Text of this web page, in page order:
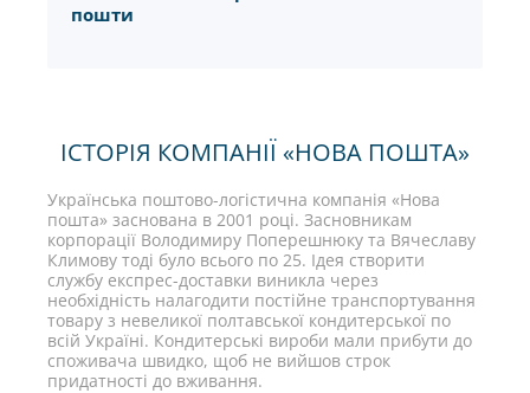
пошти
ІСТОРІЯ КОМПАНІЇ «НОВА ПОШТА»
Українська поштово-логістична компанія «Нова
пошта» заснована в 2001 році. Засновникам
корпорації Володимиру Поперешнюку та Вячеславу
Климову тоді було всього по 25. Ідея створити
службу експрес-доставки виникла через
необхідність налагодити постійне транспортування
товару з невеликої полтавської кондитерської по
всій Україні. Кондитерські вироби мали прибути до
споживача швидко, щоб не вийшов строк
придатності до вживання.